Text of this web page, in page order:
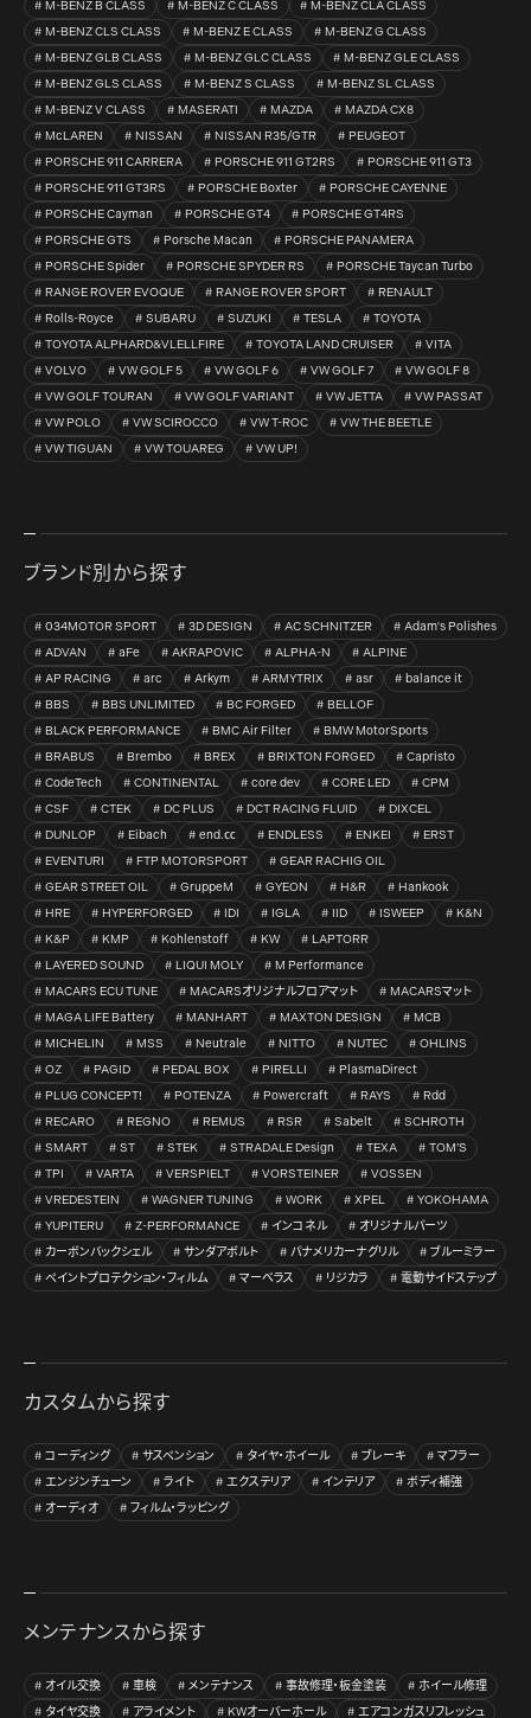
M-BENZ B CLASS
M-BENZ C CLASS
M-BENZ CLA CLASS
M-BENZ CLS CLASS
M-BENZ E CLASS
M-BENZ G CLASS
M-BENZ GLB CLASS
M-BENZ GLC CLASS
M-BENZ GLE CLASS
M-BENZ GLS CLASS
M-BENZ S CLASS
M-BENZ SL CLASS
M-BENZ V CLASS
MASERATI MAZDA
MAZDA CX8
McLAREN
NISSAN NISSAN R35/GTR
PEUGEOT
PORSCHE 911 CARRERA
PORSCHE 911 GT2RS
PORSCHE 911 GT3
PORSCHE 911 GT3RS
PORSCHE Boxter
PORSCHE CAYENNE
PORSCHE Cayman
PORSCHE GT4
PORSCHE GT4RS
PORSCHE GTS
Porsche Macan
PORSCHE PANAMERA
PORSCHE Spider
PORSCHE SPYDER RS
PORSCHE Taycan Turbo
RANGE ROVER EVOQUE
RANGE ROVER SPORT
RENAULT
Rolls-Royce
SUBARU SUZUKI TESLA
TOYOTA
TOYOTA ALPHARD&VLELLFIRE
TOYOTA LAND CRUISER
VITA
VOLVO
VW GOLF 5 VW GOLF 6 VW GOLF 7
VW GOLF 8
VW GOLF TOURAN
VW GOLF VARIANT VW JETTA
VW PASSAT
VW POLO
VW SCIROCCO VW T-ROC
VW THE BEETLE
VW TIGUAN
VW TOUAREG VW UP!
ブランド別から探す
034MOTOR SPORT 3D DESIGN AC SCHNITZER
Adam's Polishes
ADVAN
aFe AKRAPOVIC ALPHA-N
ALPINE
AP RACING
arc Arkym ARMYTRIX asr
balance it
BBS
BBS UNLIMITED BC FORGED
BELLOF
BLACK PERFORMANCE
BMC Air Filter
BMW MotorSports
BRABUS
Brembo BREX BRIXTON FORGED
Capristo
CodeTech
CONTINENTAL core dev CORE LED
CPM
CSF
CTEK DC PLUS DCT RACING FLUID
DIXCEL
DUNLOP
Eibach end.㏄ ENDLESS ENKEI
ERST
EVENTURI
FTP MOTORSPORT
GEAR RACHIG OIL
GEAR STREET OIL
GruppeM GYEON H&R
Hankook
HRE
HYPERFORGED IDI IGLA IID ISWEEP
K&N
K&P
KMP Kohlenstoff KW
LAPTORR
LAYERED SOUND
LIQUI MOLY
M Performance
MACARS ECU TUNE
MACARSオリジナルフロアマット
MACARSマット
MAGA LIFE Battery
MANHART MAXTON DESIGN
MCB
MICHELIN
MSS Neutrale NITTO NUTEC
OHLINS
OZ
PAGID PEDAL BOX PIRELLI
PlasmaDirect
PLUG CONCEPT!
POTENZA Powercraft RAYS
Rdd
RECARO
REGNO REMUS RSR Sabelt
SCHROTH
SMART
ST STEK STRADALE Design TEXA
TOM’S
TPI
VARTA VERSPIELT VORSTEINER
VOSSEN
VREDESTEIN
WAGNER TUNING WORK XPEL
YOKOHAMA
YUPITERU
Z-PERFORMANCE インコネル
オリジナルパーツ
カーボンバックシェル
サンダアボルト パナメリカーナグリル
ブルーミラー
ペイントプロテクション・フィルム
マーベラス リジカラ 電動サイドステップ
カスタムから探す
コーディング サスペンション タイヤ・ホイール ブレーキ
マフラー
エンジンチューン
ライト エクステリア インテリア
ボディ補強
オーディオ
フィルム・ラッピング
メンテナンスから探す
オイル交換 車検 メンテナンス 事故修理・板金塗装
ホイール修理
タイヤ交換
アライメント KWオーバーホール エアコンガスリフレッシュ